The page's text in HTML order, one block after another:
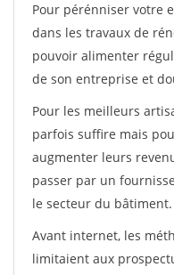
Pour pérénniser votre
dans les travaux de
pouvoir alimenter
de son entreprise et
Pour les meilleurs
parfois suffire mais
augmenter leurs
passer par un
le secteur du bâtiment.
Avant internet, les
limitaient aux